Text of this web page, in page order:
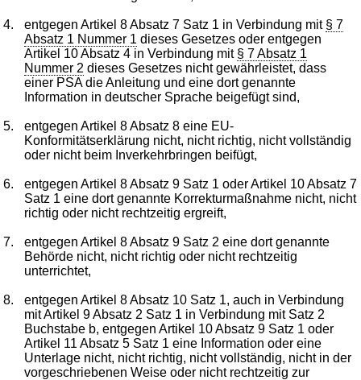
4. entgegen Artikel 8 Absatz 7 Satz 1 in Verbindung mit § 7
Absatz 1 Nummer 1 dieses Gesetzes oder entgegen
Artikel 10 Absatz 4 in Verbindung mit § 7 Absatz 1
Nummer 2 dieses Gesetzes nicht gewährleistet, dass
einer PSA die Anleitung und eine dort genannte
Information in deutscher Sprache beigefügt sind,
5.
entgegen Artikel 8 Absatz 8 eine EU-
Konformitätserklärung nicht, nicht richtig, nicht vollständig
oder nicht beim Inverkehrbringen beifügt,
6.
entgegen Artikel 8 Absatz 9 Satz 1 oder Artikel 10 Absatz 7
Satz 1 eine dort genannte Korrekturmaßnahme nicht, nicht
richtig oder nicht rechtzeitig ergreift,
7.
entgegen Artikel 8 Absatz 9 Satz 2 eine dort genannte
Behörde nicht, nicht richtig oder nicht rechtzeitig
unterrichtet,
8.
entgegen Artikel 8 Absatz 10 Satz 1, auch in Verbindung
mit Artikel 9 Absatz 2 Satz 1 in Verbindung mit Satz 2
Buchstabe b, entgegen Artikel 10 Absatz 9 Satz 1 oder
Artikel 11 Absatz 5 Satz 1 eine Information oder eine
Unterlage nicht, nicht richtig, nicht vollständig, nicht in der
vorgeschriebenen Weise oder nicht rechtzeitig zur